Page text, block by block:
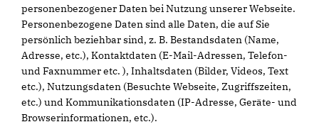
personenbezogener Daten bei Nutzung unserer Webseite.
Personenbezogene Daten sind alle Daten, die auf Sie
persönlich beziehbar sind, z. B. Bestandsdaten (Name,
Adresse, etc.), Kontaktdaten (E-Mail-Adressen, Telefon-
und Faxnummer etc. ), Inhaltsdaten (Bilder, Videos, Text
etc.), Nutzungsdaten (Besuchte Webseite, Zugriffszeiten,
etc.) und Kommunikationsdaten (IP-Adresse, Geräte- und
Browserinformationen, etc.).